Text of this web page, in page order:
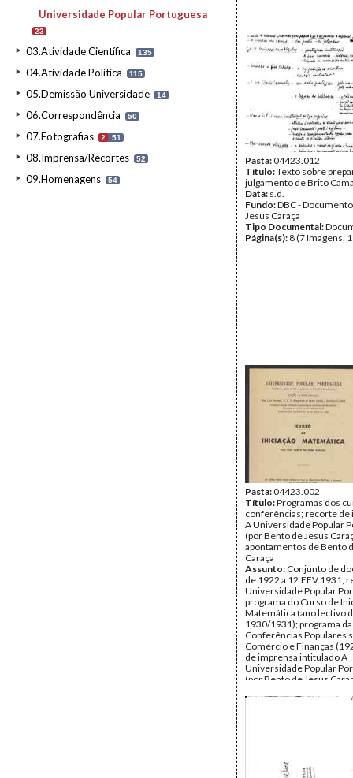
Universidade Popular Portuguesa
23
03.Atividade Científica 135
04.Atividade Política 115
05.Demissão Universidade 14
06.Correspondência 50
07.Fotografias 2 51
08.Imprensa/Recortes 52
09.Homenagens 54
Pasta:04423.012
Título:Texto sobre
julgamento de Brito
Data: s.d.
Fundo:DBC -
Jesus Caraça
Tipo Documental:
Página(s): 8 (7 Imagens,
Pasta:04423.002
Título:Programas dos
conferências; recorte de
A Universidade Popular
(por Bento de Jesus
apontamentos de Bento
Caraça
Assunto: Conjunto de
de 1922 a 12.FEV.1931,
Universidade Popular
programa do Curso de
Matemática (ano lectivo
1930/1931); programa
Conferências Populares
Comércio e Finanças
de imprensa intitulado A
Universidade Popular
(por Bento de Jesus
Caraça s/ a Universidade
conferências).